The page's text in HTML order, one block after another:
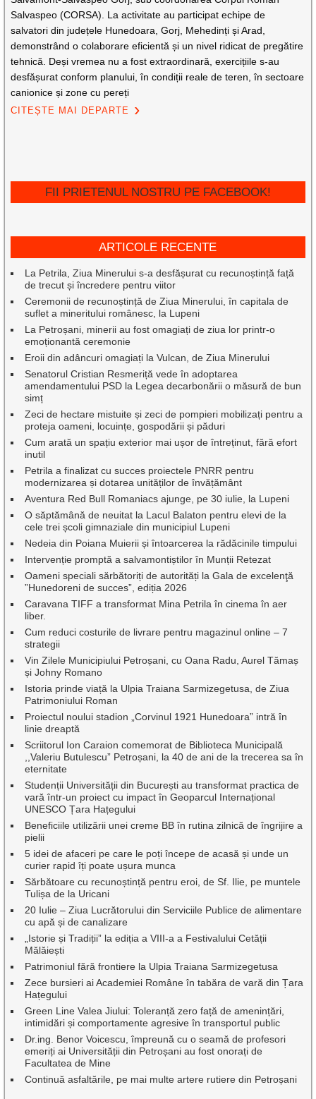
Salvaspeo (CORSA). La activitate au participat echipe de
salvatori din județele Hunedoara, Gorj, Mehedinți și Arad,
demonstrând o colaborare eficientă și un nivel ridicat de pregătire
tehnică. Deși vremea nu a fost extraordinară, exercițiile s-au
desfășurat conform planului, în condiții reale de teren, în sectoare
canionice și zone cu pereți
CITEȘTE MAI DEPARTE
FII PRIETENUL NOSTRU PE FACEBOOK!
ARTICOLE RECENTE
La Petrila, Ziua Minerului s-a desfășurat cu recunoștință față
de trecut și încredere pentru viitor
Ceremonii de recunoștință de Ziua Minerului, în capitala de
suflet a mineritului românesc, la Lupeni
La Petroșani, minerii au fost omagiați de ziua lor printr-o
emoționantă ceremonie
Eroii din adâncuri omagiați la Vulcan, de Ziua Minerului
Senatorul Cristian Resmeriță vede în adoptarea
amendamentului PSD la Legea decarbonării o măsură de bun
simț
Zeci de hectare mistuite și zeci de pompieri mobilizați pentru a
proteja oameni, locuințe, gospodării și păduri
Cum arată un spațiu exterior mai ușor de întreținut, fără efort
inutil
Petrila a finalizat cu succes proiectele PNRR pentru
modernizarea și dotarea unităților de învățământ
Aventura Red Bull Romaniacs ajunge, pe 30 iulie, la Lupeni
O săptămână de neuitat la Lacul Balaton pentru elevi de la
cele trei școli gimnaziale din municipiul Lupeni
Nedeia din Poiana Muierii și întoarcerea la rădăcinile timpului
Intervenție promptă a salvamontiștilor în Munții Retezat
Oameni speciali sărbătoriți de autorități la Gala de excelenţă
”Hunedoreni de succes”, ediția 2026
Caravana TIFF a transformat Mina Petrila în cinema în aer
liber.
Cum reduci costurile de livrare pentru magazinul online – 7
strategii
Vin Zilele Municipiului Petroșani, cu Oana Radu, Aurel Tămaș
și Johny Romano
Istoria prinde viață la Ulpia Traiana Sarmizegetusa, de Ziua
Patrimoniului Roman
Proiectul noului stadion „Corvinul 1921 Hunedoara” intră în
linie dreaptă
Scriitorul Ion Caraion comemorat de Biblioteca Municipală
,,Valeriu Butulescu” Petroșani, la 40 de ani de la trecerea sa în
eternitate
Studenții Universității din București au transformat practica de
vară într-un proiect cu impact în Geoparcul Internațional
UNESCO Țara Hațegului
Beneficiile utilizării unei creme BB în rutina zilnică de îngrijire a
pielii
5 idei de afaceri pe care le poți începe de acasă și unde un
curier rapid îți poate ușura munca
Sărbătoare cu recunoștință pentru eroi, de Sf. Ilie, pe muntele
Tulișa de la Uricani
20 Iulie – Ziua Lucrătorului din Serviciile Publice de alimentare
cu apă și de canalizare
„Istorie și Tradiții” la ediția a VIII-a a Festivalului Cetății
Mălăiești
Patrimoniul fără frontiere la Ulpia Traiana Sarmizegetusa
Zece bursieri ai Academiei Române în tabăra de vară din Țara
Hațegului
Green Line Valea Jiului: Toleranță zero față de amenințări,
intimidări și comportamente agresive în transportul public
Dr.ing. Benor Voicescu, împreună cu o seamă de profesori
emeriți ai Universității din Petroșani au fost onorați de
Facultatea de Mine
Continuă asfaltările, pe mai multe artere rutiere din Petroșani